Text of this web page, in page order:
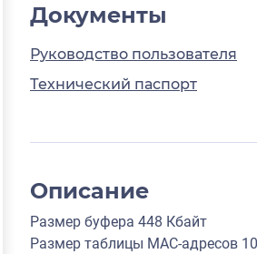
Документы
Руководство пользователя
Технический паспорт
Описание
Размер буфера 448 Кбайт
Размер таблицы MAC-адресов